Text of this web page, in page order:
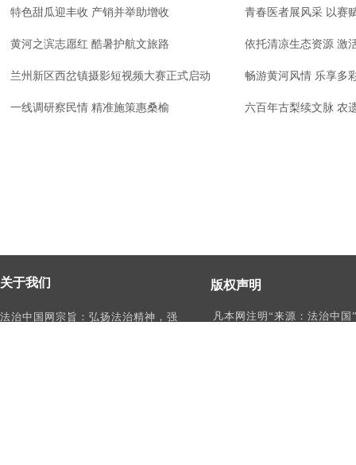
特色甜瓜迎丰收 产销并举助增收 青春医者展风采 以赛
黄河之滨志愿红 酷暑护航文旅路 依托清凉生态资源 激
兰州新区西岔镇摄影短视频大赛正式启动 畅游黄河风情 乐享多
一线调研察民情 精准施策惠桑榆 六百年古梨续文脉 农
版权声明
凡本网注明“来源：法治中国
关于我们
法治中国网宗旨：弘扬法治精神，强